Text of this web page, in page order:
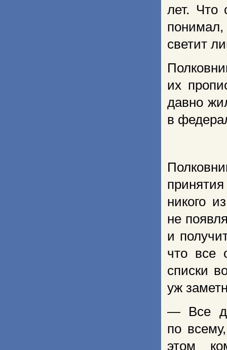
лет.
понимал,
светит
их
давно
в
никого
не
и
что все
списки
уж
— Все
по
этом